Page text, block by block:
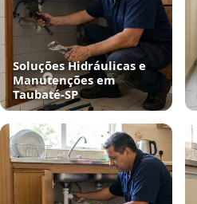
Soluções Hidráulicas e
Manutenções em
Taubaté‑SP